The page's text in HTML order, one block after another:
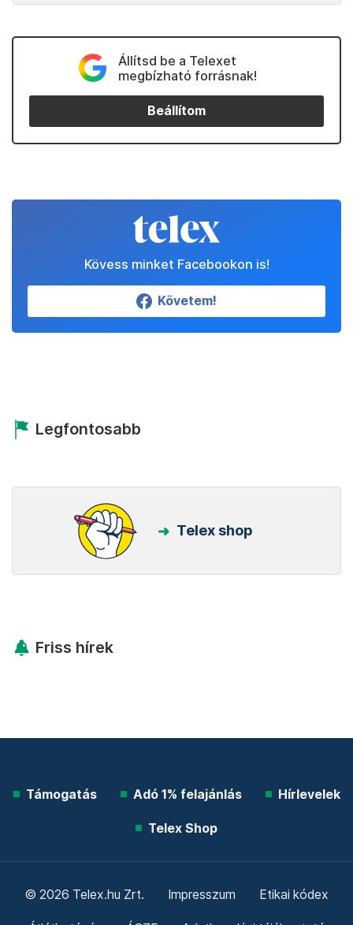
Állítsd be a Telexet
megbízható forrásnak!
Beállítom
Kövess minket Facebookon is!
Követem!
Legfontosabb
Telex shop
Friss hírek
Támogatás Adó 1% felajánlás Hírlevelek
Telex Shop
© 2026 Telex.hu Zrt. Impresszum Etikai kódex